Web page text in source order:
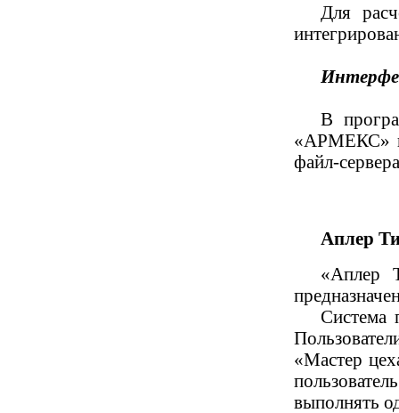
Для
В
«АРМЕКС»
файл-
Аплер
«Аплер
Система
«Мастер
выполнять